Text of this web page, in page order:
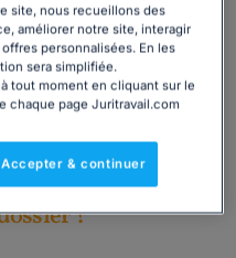
régime d’exonération
?
site, nous recueillons des
améliorer notre site, interagir
personnalisées. En les
sera simplifiée.
tout moment en cliquant sur le
chaque page Juritravail.com
Accepter & continuer